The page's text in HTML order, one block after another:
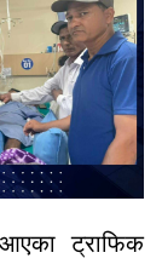
आएका ट्राफिक